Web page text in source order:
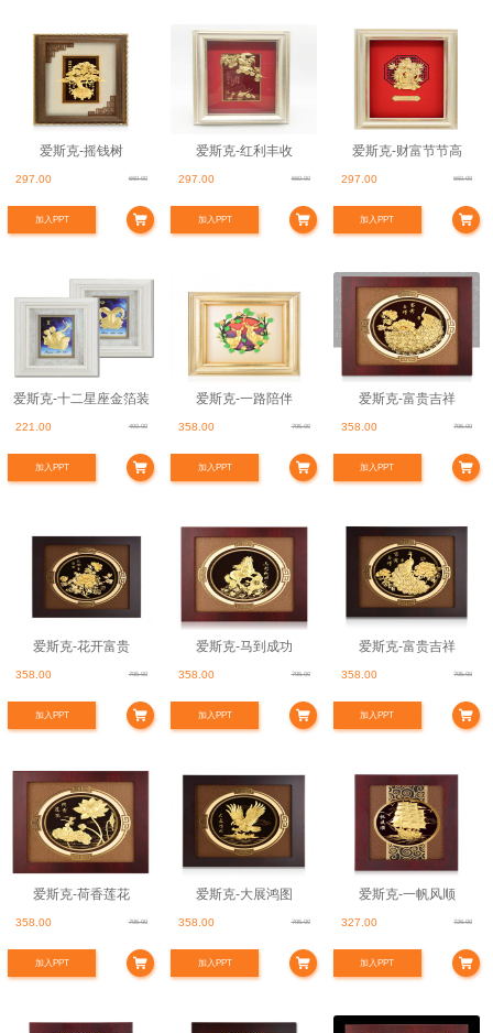
爱斯克-摇钱树
297.00 660.00
加入PPT
爱斯克-红利丰收
297.00 660.00
加入PPT
爱斯克-财富节节高
297.00 660.00
加入PPT
爱斯克-十二星座金箔装
221.00 490.00
加入PPT
爱斯克-一路陪伴
358.00 795.00
加入PPT
爱斯克-富贵吉祥
358.00 795.00
加入PPT
爱斯克-花开富贵
358.00 795.00
加入PPT
爱斯克-马到成功
358.00 795.00
加入PPT
爱斯克-富贵吉祥
358.00 795.00
加入PPT
爱斯克-荷香莲花
358.00 795.00
加入PPT
爱斯克-大展鸿图
358.00 795.00
加入PPT
爱斯克-一帆风顺
327.00 726.00
加入PPT